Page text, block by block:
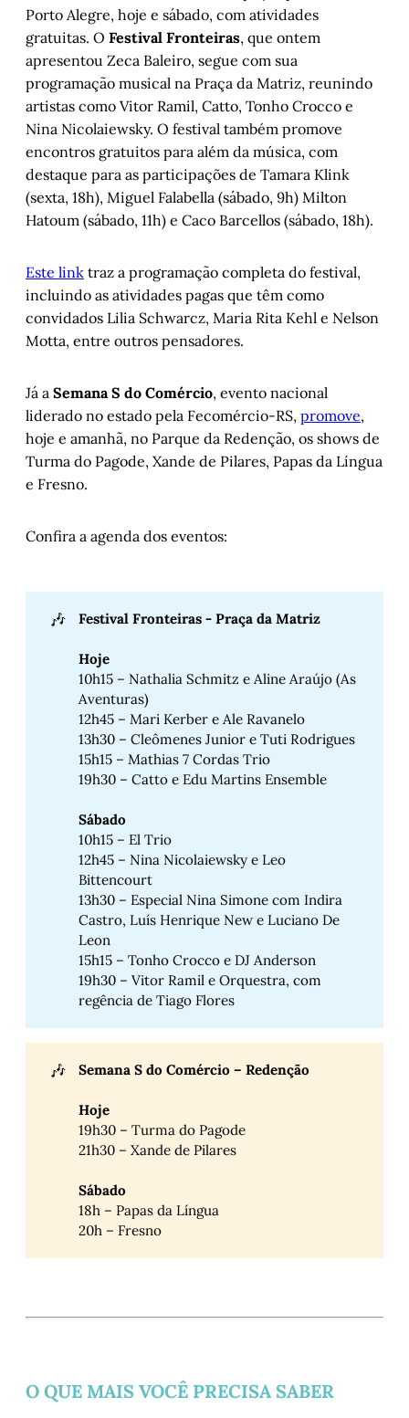
Porto Alegre, hoje e sábado, com atividades
gratuitas. O Festival Fronteiras, que ontem
apresentou Zeca Baleiro, segue com sua
programação musical na Praça da Matriz, reunindo
artistas como Vitor Ramil, Catto, Tonho Crocco e
Nina Nicolaiewsky. O festival também promove
encontros gratuitos para além da música, com
destaque para as participações de Tamara Klink
(sexta, 18h), Miguel Falabella (sábado, 9h) Milton
Hatoum (sábado, 11h) e Caco Barcellos (sábado, 18h).
Este link traz a programação completa do festival,
incluindo as atividades pagas que têm como
convidados Lilia Schwarcz, Maria Rita Kehl e Nelson
Motta, entre outros pensadores.
Já a Semana S do Comércio, evento nacional
liderado no estado pela Fecomércio-RS, promove,
hoje e amanhã, no Parque da Redenção, os shows de
Turma do Pagode, Xande de Pilares, Papas da Língua
e Fresno.
Confira a agenda dos eventos:
🎶 Festival Fronteiras - Praça da Matriz
Hoje
10h15 – Nathalia Schmitz e Aline Araújo (As
Aventuras)
12h45 – Mari Kerber e Ale Ravanelo
13h30 – Cleômenes Junior e Tuti Rodrigues
15h15 – Mathias 7 Cordas Trio
19h30 – Catto e Edu Martins Ensemble
Sábado
10h15 – El Trio
12h45 – Nina Nicolaiewsky e Leo
Bittencourt
13h30 – Especial Nina Simone com Indira
Castro, Luís Henrique New e Luciano De
Leon
15h15 – Tonho Crocco e DJ Anderson
19h30 – Vitor Ramil e Orquestra, com
regência de Tiago Flores
🎶 Semana S do Comércio – Redenção
Hoje
19h30 – Turma do Pagode
21h30 – Xande de Pilares
Sábado
18h – Papas da Língua
20h – Fresno
O QUE MAIS VOCÊ PRECISA SABER